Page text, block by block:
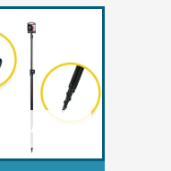
AGOTADO